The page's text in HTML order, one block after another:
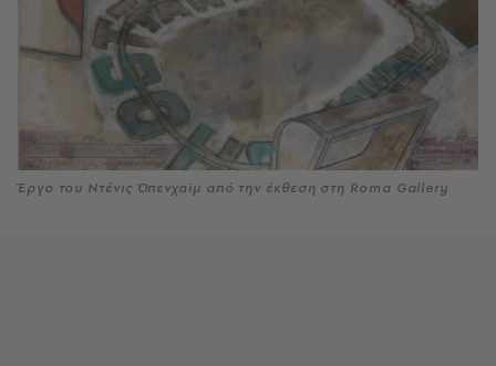
Έργο του Ντένις Όπενχαϊμ από την έκθεση στη Roma Gallery